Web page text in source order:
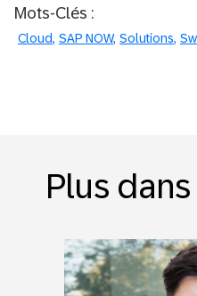
Mots-Clés :
Cloud SAP NOW Solutions
Plus